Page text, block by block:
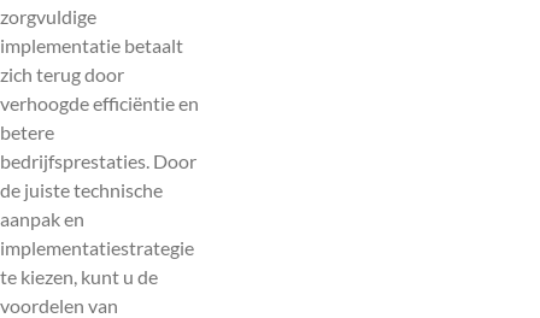
zorgvuldige
implementatie betaalt
zich terug door
verhoogde efficiëntie en
betere
bedrijfsprestaties. Door
de juiste technische
aanpak en
implementatiestrategie
te kiezen, kunt u de
voordelen van